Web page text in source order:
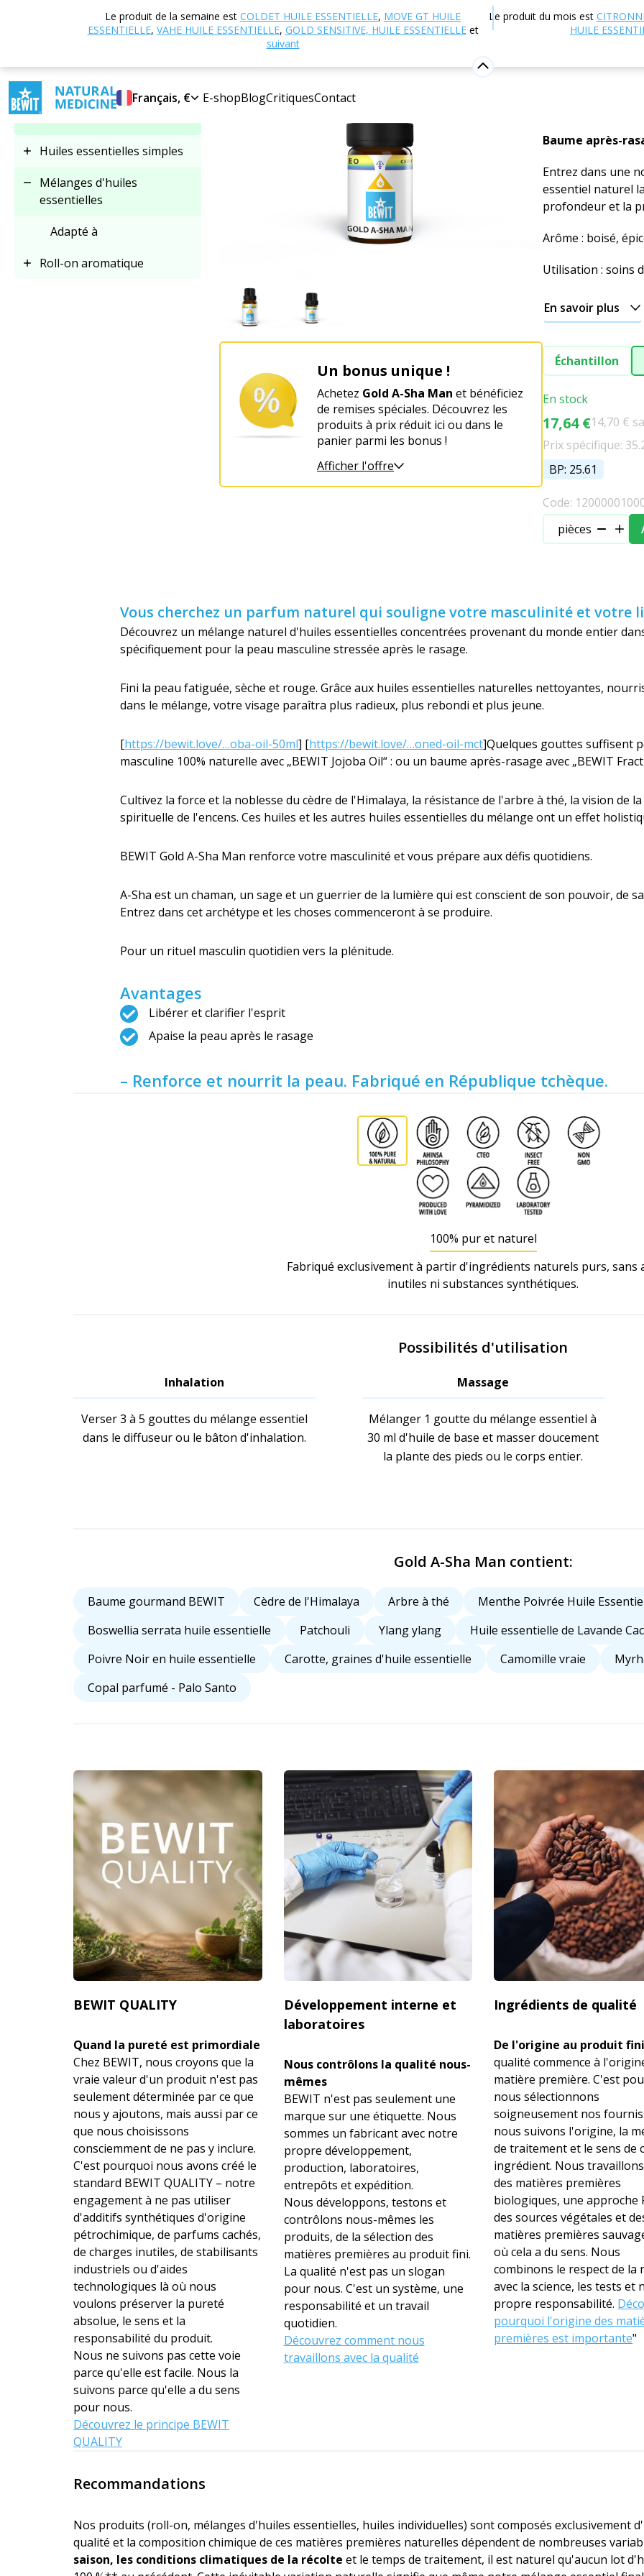
Le produit de la semaine est COLDET HUILE ESSENTIELLE, MOVE GT HUILE
ESSENTIELLE, VAHE HUILE ESSENTIELLE, GOLD SENSITIVE, HUILE ESSENTIELLEet
suivant
Le produit du mois est
HUILE
Français, € E-shopBlogCritiquesContact
Sélectionner une
Mélanges d'huiles
essentielles
Huiles essentielles simples
Mélanges d'huiles
essentielles
Adapté à
Roll-on aromatique
Accueil Boutique en ligne Aromathérapie Huiles essentielles
Un bonus unique !
Achetez Gold A-Sha Man et bénéficiez
de remises spéciales. Découvrez les
produits à prix réduit ici ou dans le
panier parmi les bonus !
Afficher l'offre
Mélange 100%
Baume après-
Entrez dans une
essentiel naturel
profondeur et la
Arôme : boisé,
Utilisation : soins
En savoir plus
Échantillon
En stock
17,64 €14,70 €
Prix spécifique:
BP: 25.61
Code:
pièces
Vous cherchez un parfum naturel qui souligne votre masculinité et votre
Découvrez un mélange naturel d'huiles essentielles concentrées provenant du monde entier
spécifiquement pour la peau masculine stressée après le rasage.
Fini la peau fatiguée, sèche et rouge. Grâce aux huiles essentielles naturelles nettoyantes,
dans le mélange, votre visage paraîtra plus radieux, plus rebondi et plus jeune.
[https://bewit.love/…oba-oil-50ml] [https://bewit.love/…oned-oil-mct]Quelques gouttes suffisent
masculine 100% naturelle avec „BEWIT Jojoba Oil“ : ou un baume après-rasage avec „BEWIT
Cultivez la force et la noblesse du cèdre de l'Himalaya, la résistance de l'arbre à thé, la vision de
spirituelle de l'encens. Ces huiles et les autres huiles essentielles du mélange ont un effet
BEWIT Gold A-Sha Man renforce votre masculinité et vous prépare aux défis quotidiens.
A-Sha est un chaman, un sage et un guerrier de la lumière qui est conscient de son pouvoir, de
Entrez dans cet archétype et les choses commenceront à se produire.
Pour un rituel masculin quotidien vers la plénitude.
Avantages
Libérer et clarifier l'esprit
Apaise la peau après le rasage
– Renforce et nourrit la peau. Fabriqué en République tchèque.
100% pur et naturel
Fabriqué exclusivement à partir d'ingrédients naturels purs, sans
inutiles ni substances synthétiques.
Possibilités d'utilisation
Inhalation
Verser 3 à 5 gouttes du mélange essentiel
dans le diffuseur ou le bâton d'inhalation.
Massage
Mélanger 1 goutte du mélange essentiel à
30 ml d'huile de base et masser doucement
la plante des pieds ou le corps entier.
Gold A-Sha Man contient:
Baume gourmand BEWIT Cèdre de l'Himalaya Arbre à thé Menthe Poivrée Huile
Boswellia serrata huile essentielle
Patchouli Ylang ylang Huile essentielle de Lavande
Poivre Noir en huile essentielle
Carotte, graines d'huile essentielle Camomille vraie
Copal parfumé - Palo Santo
BEWIT QUALITY
Quand la pureté est primordiale
Chez BEWIT, nous croyons que la
vraie valeur d'un produit n'est pas
seulement déterminée par ce que
nous y ajoutons, mais aussi par ce
que nous choisissons
consciemment de ne pas y inclure.
C'est pourquoi nous avons créé le
standard BEWIT QUALITY – notre
engagement à ne pas utiliser
d'additifs synthétiques d'origine
pétrochimique, de parfums cachés,
de charges inutiles, de stabilisants
industriels ou d'aides
technologiques là où nous
voulons préserver la pureté
absolue, le sens et la
responsabilité du produit.
Nous ne suivons pas cette voie
parce qu'elle est facile. Nous la
suivons parce qu'elle a du sens
pour nous.
Découvrez le principe BEWIT
QUALITY
Développement interne et
laboratoires
Nous contrôlons la qualité nous-
mêmes
BEWIT n'est pas seulement une
marque sur une étiquette. Nous
sommes un fabricant avec notre
propre développement,
production, laboratoires,
entrepôts et expédition.
Nous développons, testons et
contrôlons nous-mêmes les
produits, de la sélection des
matières premières au produit fini.
La qualité n'est pas un slogan
pour nous. C'est un système, une
responsabilité et un travail
quotidien.
Découvrez comment nous
travaillons avec la qualité
Ingrédients de qualité
De l'origine au produit fini
qualité commence à
matière première. C'est
nous sélectionnons
soigneusement nos
nous suivons l'origine, la
de traitement et le sens de
ingrédient. Nous
des matières premières
biologiques, une approche
des sources végétales et
matières premières
où cela a du sens. Nous
combinons le respect de la
avec la science, les tests et
propre responsabilité.
pourquoi l'origine des
premières est importante"
Recommandations
Nos produits (roll-on, mélanges d'huiles essentielles, huiles individuelles) sont composés exclusivement
qualité et la composition chimique de ces matières premières naturelles dépendent de nombreuses
saison, les conditions climatiques de la récolte et le temps de traitement, il est naturel qu'aucun lot